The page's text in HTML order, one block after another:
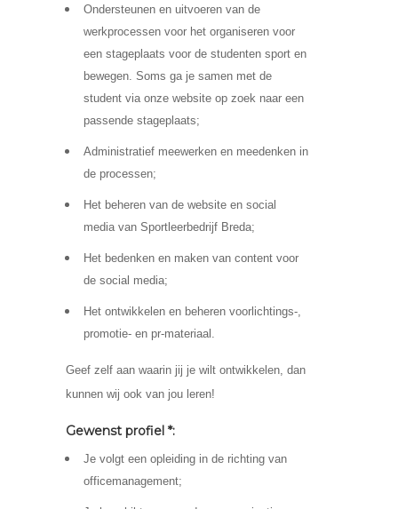
Ondersteunen en uitvoeren van de
werkprocessen voor het organiseren voor
een stageplaats voor de studenten sport en
bewegen. Soms ga je samen met de
student via onze website op zoek naar een
passende stageplaats;
Administratief meewerken en meedenken in
de processen;
Het beheren van de website en social
media van Sportleerbedrijf Breda;
Het bedenken en maken van content voor
de social media;
Het ontwikkelen en beheren voorlichtings-,
promotie- en pr-materiaal.
Geef zelf aan waarin jij je wilt ontwikkelen, dan
kunnen wij ook van jou leren!
Gewenst profiel *:
Je volgt een opleiding in de richting van
officemanagement;